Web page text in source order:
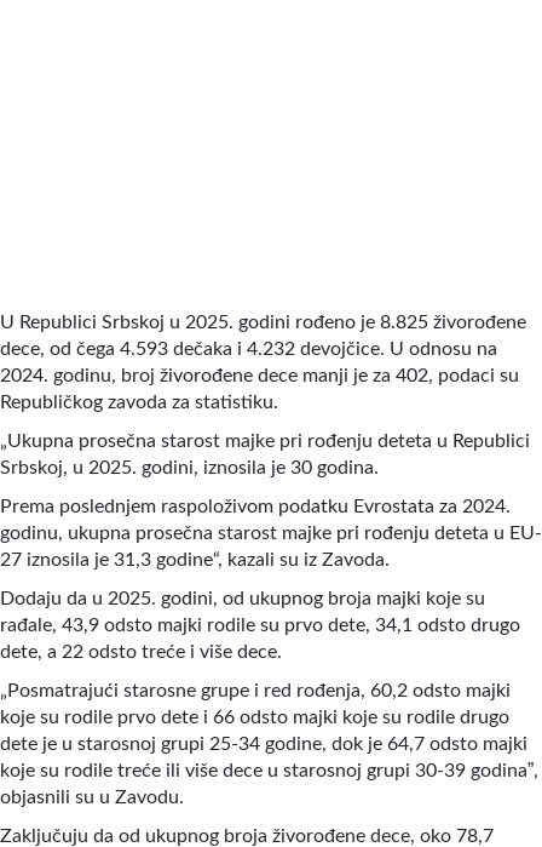
U Republici Srbskoj u 2025. godini rođeno je 8.825 živorođene
dece, od čega 4.593 dečaka i 4.232 devojčice. U odnosu na
2024. godinu, broj živorođene dece manji je za 402, podaci su
Republičkog zavoda za statistiku.
„Ukupna prosečna starost majke pri rođenju deteta u Republici
Srbskoj, u 2025. godini, iznosila je 30 godina.
Prema poslednjem raspoloživom podatku Evrostata za 2024.
godinu, ukupna prosečna starost majke pri rođenju deteta u EU-
27 iznosila je 31,3 godine“, kazali su iz Zavoda.
Dodaju da u 2025. godini, od ukupnog broja majki koje su
rađale, 43,9 odsto majki rodile su prvo dete, 34,1 odsto drugo
dete, a 22 odsto treće i više dece.
„Posmatrajući starosne grupe i red rođenja, 60,2 odsto majki
koje su rodile prvo dete i 66 odsto majki koje su rodile drugo
dete je u starosnoj grupi 25-34 godine, dok je 64,7 odsto majki
koje su rodile treće ili više dece u starosnoj grupi 30-39 godina”,
objasnili su u Zavodu.
Zaključuju da od ukupnog broja živorođene dece, oko 78,7